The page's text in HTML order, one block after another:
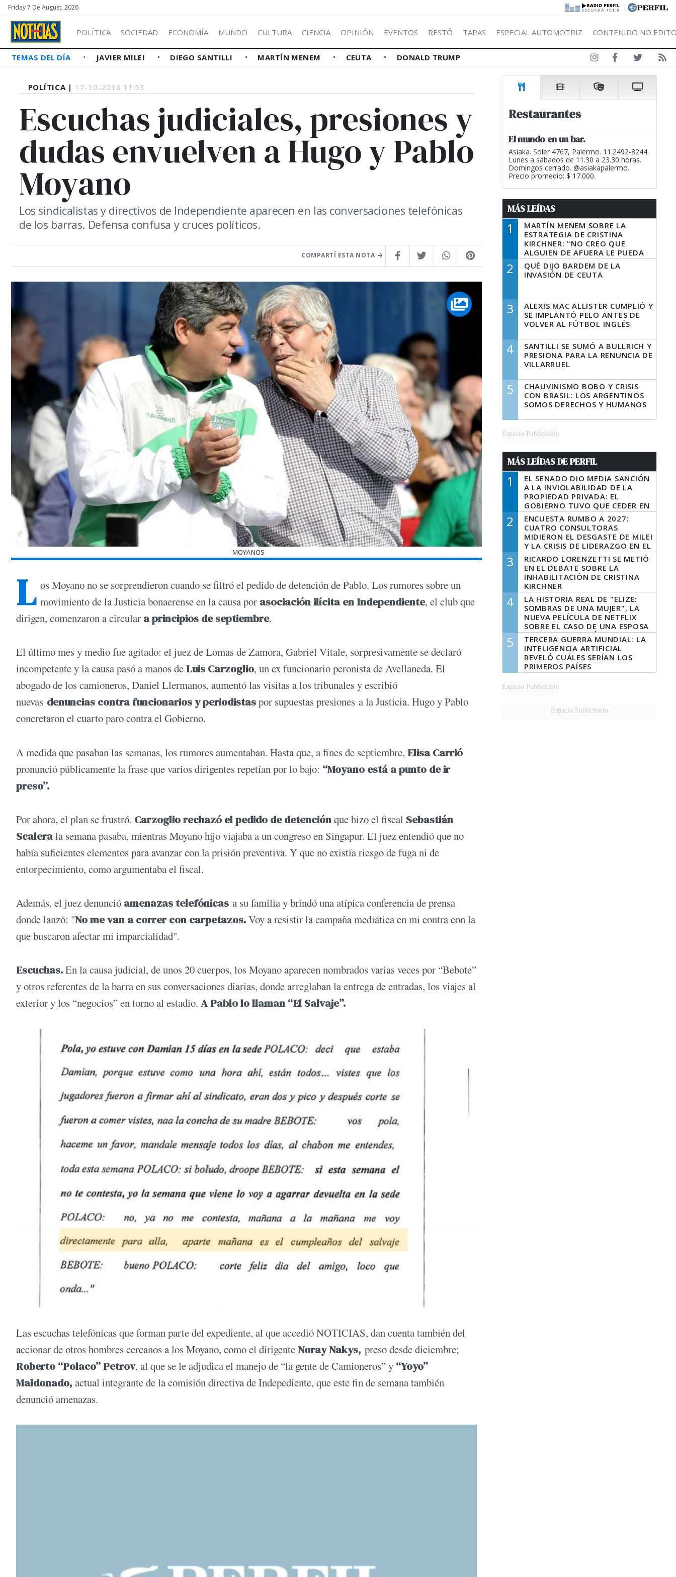
Friday 7 De August, 2026 |
POLÍTICA SOCIEDAD ECONOMÍA MUNDO CULTURA CIENCIA OPINIÓN EVENTOS RESTÓ TAPAS ESPECIAL AUTOMOTRIZ CONTENIDO NO
TEMAS DEL DÍA JAVIER MILEI DIEGO SANTILLI MARTÍN MENEM CEUTA DONALD TRUMP
POLÍTICA | 17-10-2018 11:53
Escuchas judiciales, presiones y
dudas envuelven a Hugo y Pablo
Moyano
Los sindicalistas y directivos de Independiente aparecen en las conversaciones telefónicas
de los barras. Defensa confusa y cruces políticos.
COMPARTÍ ESTA NOTA
MOYANOS
L os Moyano no se sorprendieron cuando se filtró el pedido de detención de Pablo. Los rumores sobre un
movimiento de la Justicia bonaerense en la causa por asociación ilícita en Independiente, el club que
dirigen, comenzaron a circular a principios de septiembre.
El último mes y medio fue agitado: el juez de Lomas de Zamora, Gabriel Vitale, sorpresivamente se declaró
incompetente y la causa pasó a manos de Luis Carzoglio, un ex funcionario peronista de Avellaneda. El
abogado de los camioneros, Daniel Llermanos, aumentó las visitas a los tribunales y escribió
nuevas denuncias contra funcionarios y periodistaspor supuestas presiones a la Justicia. Hugo y Pablo
concretaron el cuarto paro contra el Gobierno.
A medida que pasaban las semanas, los rumores aumentaban. Hasta que, a fines de septiembre, Elisa Carrió
pronunció públicamente la frase que varios dirigentes repetían por lo bajo: “Moyano está a punto de ir
preso”.
Por ahora, el plan se frustró. Carzoglio rechazó el pedido de detenciónque hizo el fiscal Sebastián
Scalerala semana pasaba, mientras Moyano hijo viajaba a un congreso en Singapur. El juez entendió que no
había suficientes elementos para avanzar con la prisión preventiva. Y que no existía riesgo de fuga ni de
entorpecimiento, como argumentaba el fiscal.
Además, el juez denunció amenazastelefónicas a su familia y brindó una atípica conferencia de prensa
donde lanzó: "No me van a correr con carpetazos.Voy a resistir la campaña mediática en mi contra con la
que buscaron afectar mi imparcialidad".
Escuchas.En la causa judicial, de unos 20 cuerpos, los Moyano aparecen nombrados varias veces por “Bebote”
y otros referentes de la barra en sus conversaciones diarias, donde arreglaban la entrega de entradas, los viajes al
exterior y los “negocios” en torno al estadio. A Pablo lo llaman “El Salvaje”.
Las escuchas telefónicas que forman parte del expediente, al que accedió NOTICIAS, dan cuenta también del
accionar de otros hombres cercanos a los Moyano, como el dirigenteNoray Nakys, preso desde diciembre;
Roberto “Polaco” Petrov, al que se le adjudica el manejo de “la gente de Camioneros” y “Yoyo”
Maldonado, actual integrante de la comisión directiva de Indepediente, que este fin de semana también
denunció amenazas.
Restaurantes
El mundo en un bar.
Asiaka. Soler 4767, Palermo. 11.2492-8244.
Lunes a sábados de 11.30 a 23.30 horas.
Domingos cerrado. @asiakapalermo.
Precio promedio: $ 17.000.
MÁS LEÍDAS
1
MARTÍN MENEM SOBRE LA
ESTRATEGIA DE CRISTINA
KIRCHNER: "NO CREO QUE
ALGUIEN DE AFUERA LE PUEDA
DECIR A LA JUSTICIA LO QUE
TIENE QUE HACER"
2
QUÉ DIJO BARDEM DE LA
INVASIÓN DE CEUTA
3
ALEXIS MAC ALLISTER CUMPLIÓ Y
SE IMPLANTÓ PELO ANTES DE
VOLVER AL FÚTBOL INGLÉS
4
SANTILLI SE SUMÓ A BULLRICH Y
PRESIONA PARA LA RENUNCIA DE
VILLARRUEL
5
CHAUVINISMO BOBO Y CRISIS
CON BRASIL: LOS ARGENTINOS
SOMOS DERECHOS Y HUMANOS
Espacio Publicitario
MÁS LEÍDAS DE PERFIL
1
EL SENADO DIO MEDIA SANCIÓN
A LA INVIOLABILIDAD DE LA
PROPIEDAD PRIVADA: EL
GOBIERNO TUVO QUE CEDER EN
LA LEY DEL MANEJO DEL FUEGO
2
ENCUESTA RUMBO A 2027:
CUATRO CONSULTORAS
MIDIERON EL DESGASTE DE MILEI
Y LA CRISIS DE LIDERAZGO EN EL
PERONISMO
3
RICARDO LORENZETTI SE METIÓ
EN EL DEBATE SOBRE LA
INHABILITACIÓN DE CRISTINA
KIRCHNER
4
LA HISTORIA REAL DE "ELIZE:
SOMBRAS DE UNA MUJER", LA
NUEVA PELÍCULA DE NETFLIX
SOBRE EL CASO DE UNA ESPOSA
QUE DESCUARTIZÓ A SU
MARIDO
5
TERCERA GUERRA MUNDIAL: LA
INTELIGENCIA ARTIFICIAL
REVELÓ CUÁLES SERÍAN LOS
PRIMEROS PAÍSES
LATINOAMERICANOS EN SER
DERROTADOS
Espacio Publicitario
Espacio Publicitario